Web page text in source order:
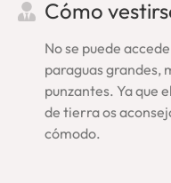
por favor, revisa tu
visita guiada Coliseo
completa, especial.
Ahorra y
Cómo
No se puede
paraguas grandes,
punzantes. Ya que
de tierra os
cómodo.